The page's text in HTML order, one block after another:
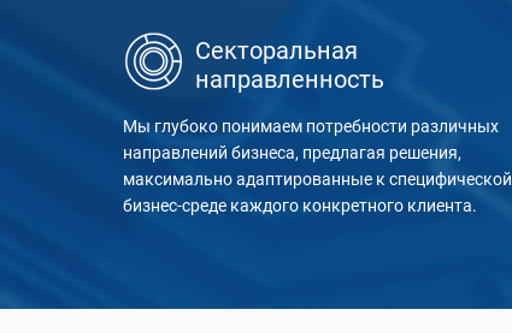
Секторальная
направленность
Мы глубоко понимаем потребности различных
направлений бизнеса, предлагая решения,
максимально адаптированные к специфической
бизнес-среде каждого конкретного клиента.